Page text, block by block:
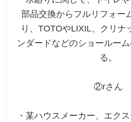
部品交換からフルリフォー
り、TOTOやLIXIL、クリナ
ンダードなどのショールー
る。
②rさん
・某ハウスメーカー、エク